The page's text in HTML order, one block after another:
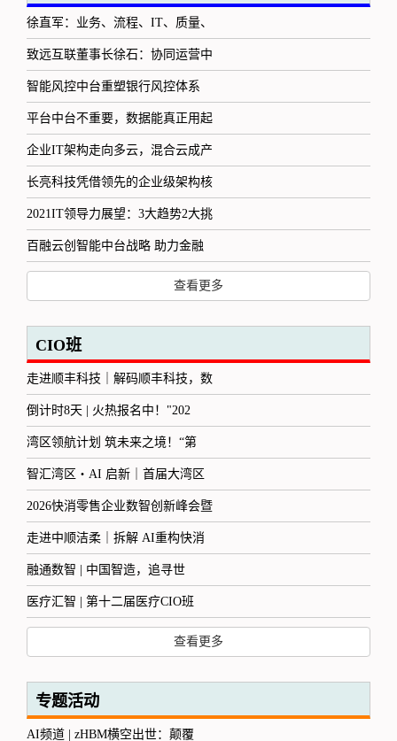
徐直军：业务、流程、IT、质量、
致远互联董事长徐石：协同运营中
智能风控中台重塑银行风控体系
平台中台不重要，数据能真正用起
企业IT架构走向多云，混合云成产
长亮科技凭借领先的企业级架构核
2021IT领导力展望：3大趋势2大挑
百融云创智能中台战略 助力金融
查看更多
CIO班
走进顺丰科技｜解码顺丰科技，数
倒计时8天 | 火热报名中！"202
湾区领航计划 筑未来之境！“第
智汇湾区・AI 启新｜首届大湾区
2026快消零售企业数智创新峰会暨
走进中顺洁柔｜拆解 AI重构快消
融通数智 | 中国智造，追寻世
医疗汇智 | 第十二届医疗CIO班
查看更多
专题活动
AI频道 | zHBM横空出世：颠覆